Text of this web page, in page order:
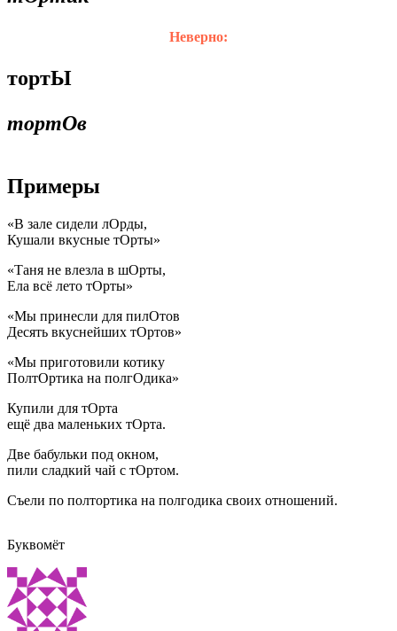
Неверно:
тортЫ
тортОв
Примеры
«В зале сидели лОрды,
Кушали вкусные тОрты»
«Таня не влезла в шОрты,
Ела всё лето тОрты»
«Мы принесли для пилОтов
Десять вкуснейших тОртов»
«Мы приготовили котику
ПолтОртика на полгОдика»
Купили для тОрта
ещё два маленьких тОрта.
Две бабульки под окном,
пили сладкий чай с тОртом.
Съели по полтортика на полгодика своих отношений.
Буквомёт